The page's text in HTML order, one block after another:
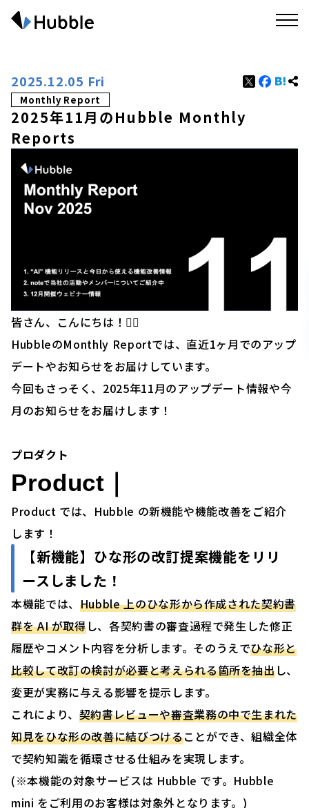
2025.12.05 Fri
Monthly Report
2025年11月のHubble Monthly
Reports
皆さん、こんにちは！🙋‍♂️
HubbleのMonthly Reportでは、直近1ヶ月でのアップ
デートやお知らせをお届けしています。
今回もさっそく、2025年11月のアップデート情報や今
月のお知らせをお届けします！
プロダクト
Product｜
Product では、Hubble の新機能や機能改善をご紹介
します！
【新機能】ひな形の改訂提案機能をリリ
ースしました！
本機能では、 Hubble 上のひな形から作成された契約書
群を AI が取得し、各契約書の審査過程で発生した修正
履歴やコメント内容を分析します。そのうえでひな形と
比較して改訂の検討が必要と考えられる箇所を抽出し、
変更が実務に与える影響を提示します。
これにより、 契約書レビューや審査業務の中で生まれた
知見をひな形の改善に結びつけることができ、組織全体
で契約知識を循環させる仕組みを実現します。
(※本機能の対象サービスは Hubble です。Hubble
mini をご利用のお客様は対象外となります。)